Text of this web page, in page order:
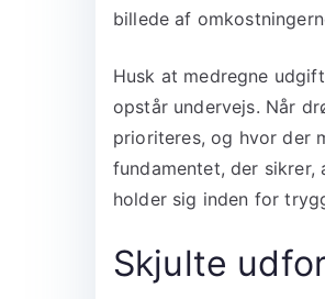
billede af
Husk at medregne
opstår undervejs. Når
prioriteres, og hvor der
fundamentet, der sikrer,
holder sig inden for
Skjulte